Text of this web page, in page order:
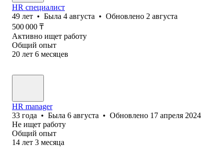
HR специалист
49 лет • Была 4 августа • Обновлено 2 августа
500 000 ₸
Активно ищет работу
Общий опыт
20 лет 6 месяцев
HR manager
33 года • Была 6 августа • Обновлено 17 апреля 2024
Не ищет работу
Общий опыт
14 лет 3 месяца